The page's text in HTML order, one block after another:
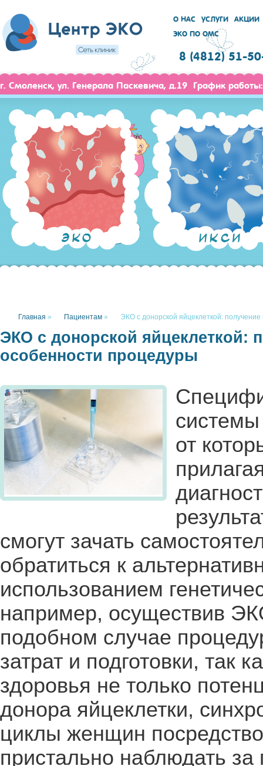
О НАС УСЛУГИ
АКЦИИ
ЭКО ПО ОМС
8 (4812) 51-
г. Смоленск, ул. Генерала Паскевича, д.19 График
Главная » Пациентам » ЭКО с донорской яйцеклеткой:
ЭКО с донорской яйцеклеткой:
особенности процедуры
системы
от
смогут зачать
обратиться к
использованием
например, осуществив
подобном случае
затрат и подготовки, так
здоровья не только
донора яйцеклетки,
циклы женщин
пристально наблюдать